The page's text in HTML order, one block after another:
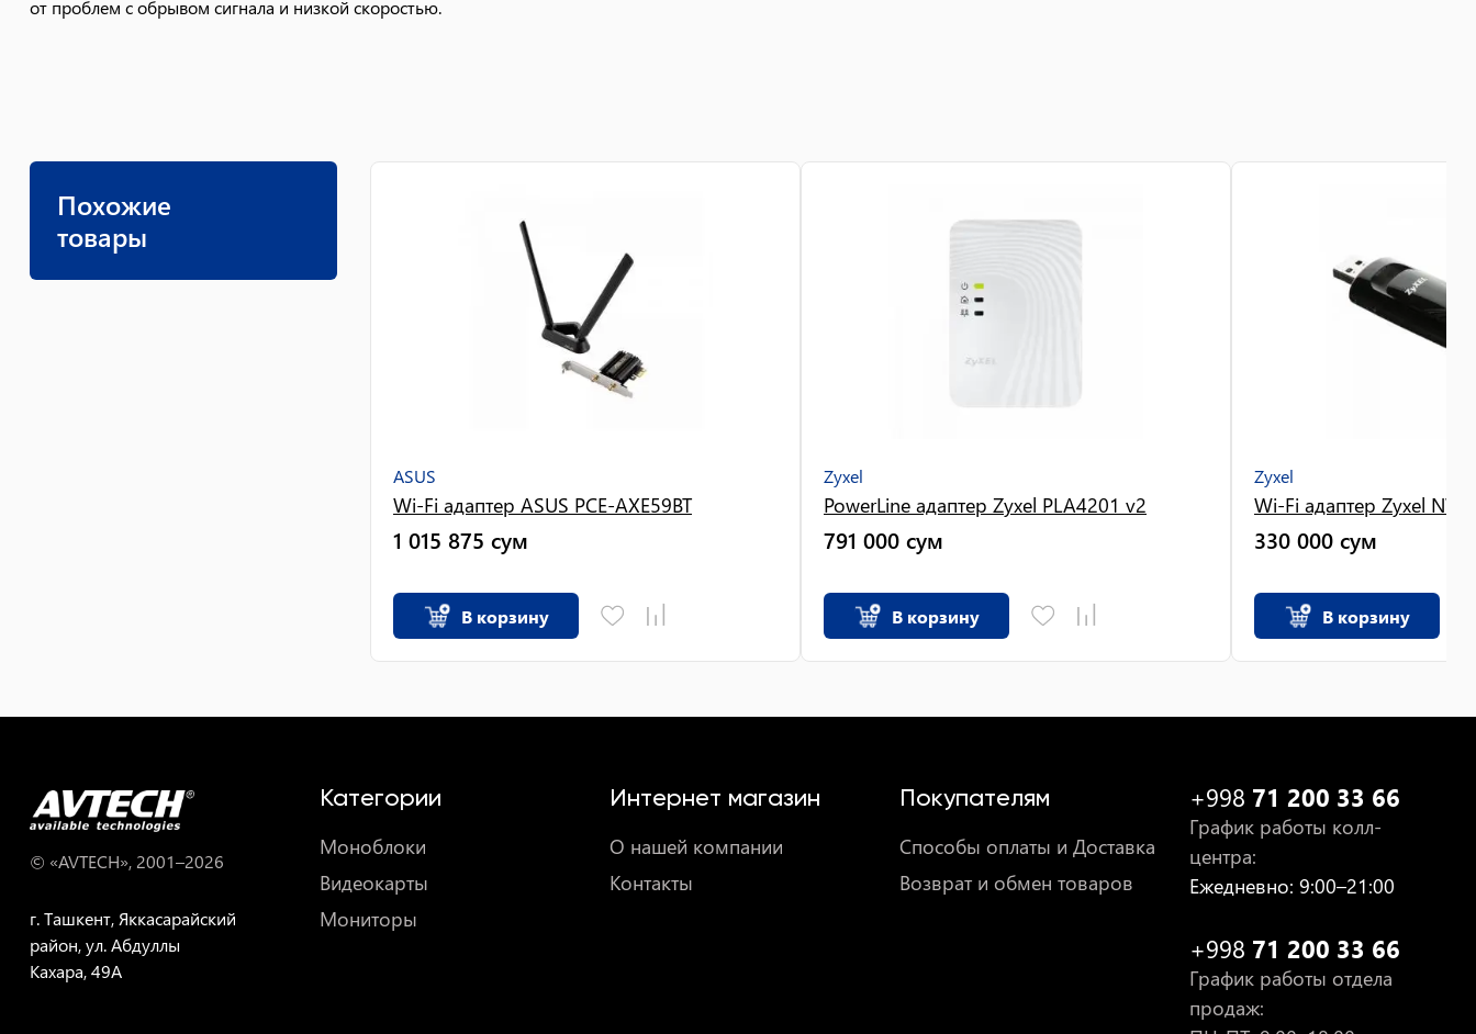
от проблем с обрывом сигнала и низкой скоростью.
Похожие
товары
ASUS
Wi-Fi адаптер ASUS PCE-AXE59BT
1 015 875 сум
В корзину
Zyxel
PowerLine адаптер Zyxel PLA4201 v2
791 000 сум
В корзину
Zyxel
Wi-Fi адаптер Zyxel
330 000 сум
В корзину
© «AVTECH», 2001–2026
г. Ташкент, Яккасарайский
район, ул. Абдуллы
Кахара, 49A
Категории
Моноблоки
Видеокарты
Мониторы
Интернет магазин
О нашей компании
Контакты
Покупателям
Способы оплаты и Доставка
Возврат и обмен товаров
+998 71 200 33 66
График работы колл-
центра:
Ежедневно: 9:00–21:00
+998 71 200 33 66
График работы отдела
продаж: